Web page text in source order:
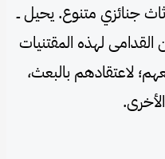
جنائزي متنوع. يحيل ــ
القدامى لهذه المقتنيات
لاعتقادهم بالبعث،